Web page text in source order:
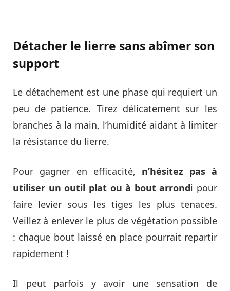
Détacher le lierre sans abîmer son
support
Le détachement est une phase qui requiert un
peu de patience. Tirez délicatement sur les
branches à la main, l’humidité aidant à limiter
la résistance du lierre.
Pour gagner en efficacité, n’hésitez pas à
utiliser un outil plat ou à bout arrondi pour
faire levier sous les tiges les plus tenaces.
Veillez à enlever le plus de végétation possible
: chaque bout laissé en place pourrait repartir
rapidement !
Il peut parfois y avoir une sensation de